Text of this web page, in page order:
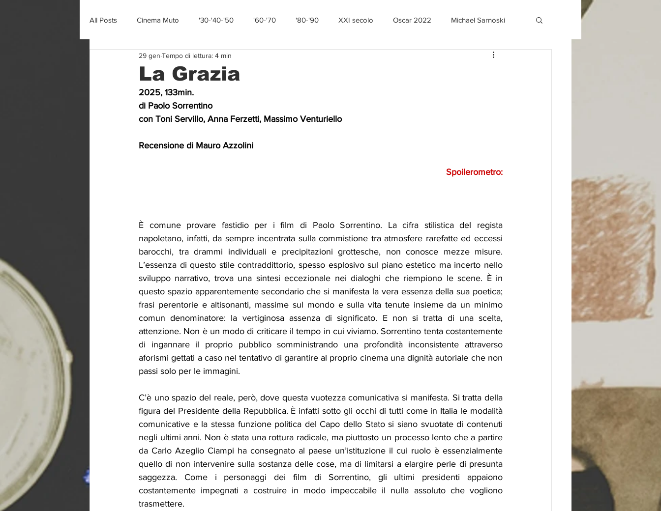
All Posts Cinema Muto '30-'40-'50 '60-'70 '80-'90 XXI secolo Oscar 2022 Michael Sarnoski
La Grazia
29 gen Tempo di lettura: 4 min
2025, 133min.
di Paolo Sorrentino
con Toni Servillo, Anna Ferzetti, Massimo Venturiello
Recensione di Mauro Azzolini
Spoilerometro:
È comune provare fastidio per i film di Paolo Sorrentino. La cifra stilistica del regista
napoletano, infatti, da sempre incentrata sulla commistione tra atmosfere rarefatte ed eccessi
barocchi, tra drammi individuali e precipitazioni grottesche, non conosce mezze misure.
L’essenza di questo stile contraddittorio, spesso esplosivo sul piano estetico ma incerto nello
sviluppo narrativo, trova una sintesi eccezionale nei dialoghi che riempiono le scene. È in
questo spazio apparentemente secondario che si manifesta la vera essenza della sua poetica;
frasi perentorie e altisonanti, massime sul mondo e sulla vita tenute insieme da un minimo
comun denominatore: la vertiginosa assenza di significato. E non si tratta di una scelta,
attenzione. Non è un modo di criticare il tempo in cui viviamo. Sorrentino tenta costantemente
di ingannare il proprio pubblico somministrando una profondità inconsistente attraverso
aforismi gettati a caso nel tentativo di garantire al proprio cinema una dignità autoriale che non
passi solo per le immagini.
C’è uno spazio del reale, però, dove questa vuotezza comunicativa si manifesta. Si tratta della
figura del Presidente della Repubblica. È infatti sotto gli occhi di tutti come in Italia le modalità
comunicative e la stessa funzione politica del Capo dello Stato si siano svuotate di contenuti
negli ultimi anni. Non è stata una rottura radicale, ma piuttosto un processo lento che a partire
da Carlo Azeglio Ciampi ha consegnato al paese un’istituzione il cui ruolo è essenzialmente
quello di non intervenire sulla sostanza delle cose, ma di limitarsi a elargire perle di presunta
saggezza. Come i personaggi dei film di Sorrentino, gli ultimi presidenti appaiono
costantemente impegnati a costruire in modo impeccabile il nulla assoluto che vogliono
trasmettere.